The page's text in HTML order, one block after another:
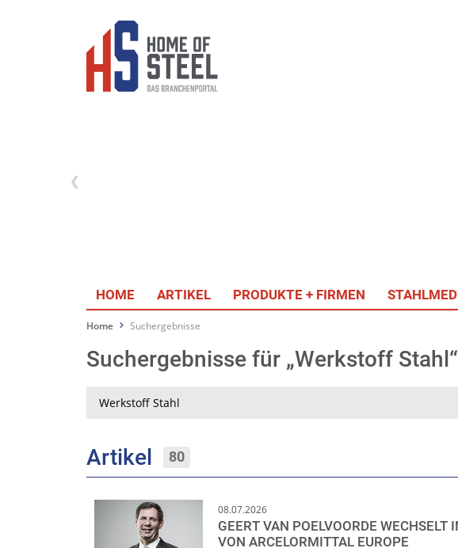
HOME ARTIKEL PRODUKTE + FIRMEN
Home Suchergebnisse
Suchergebnisse für „Werkstoff Stahl“
Artikel 80
08.07.2026
GEERT VAN POELVOORDE WECHSELT
VON ARCELORMITTAL EUROPE